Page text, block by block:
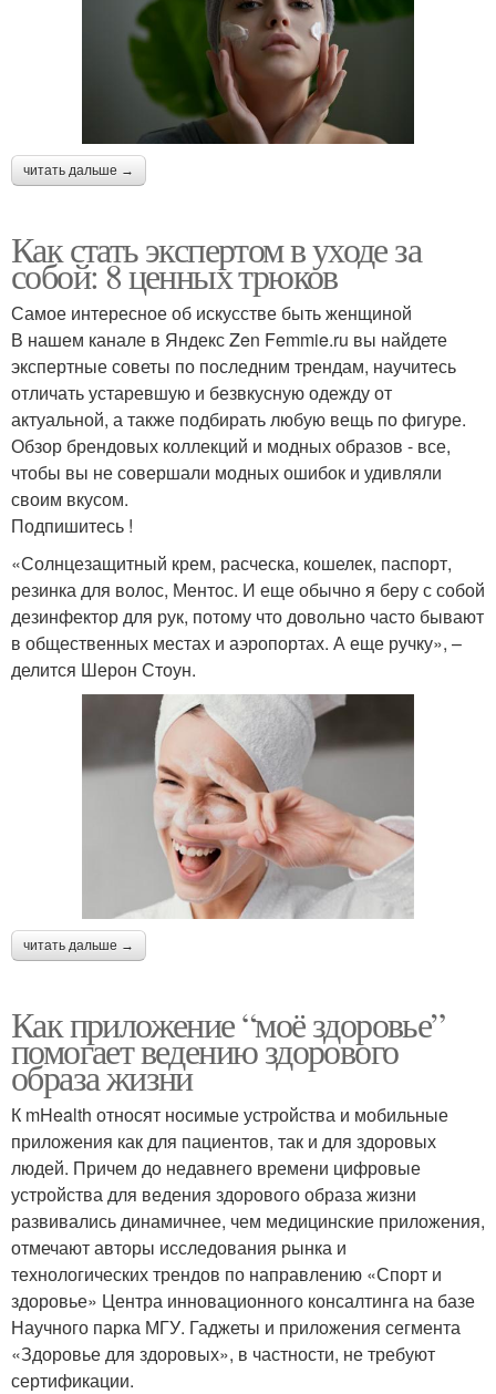
читать дальше →
Как стать экспертом в уходе за
собой: 8 ценных трюков
Самое интересное об искусстве быть женщиной
В нашем канале в Яндекс Zen Femmie.ru вы найдете
экспертные советы по последним трендам, научитесь
отличать устаревшую и безвкусную одежду от
актуальной, а также подбирать любую вещь по фигуре.
Обзор брендовых коллекций и модных образов - все,
чтобы вы не совершали модных ошибок и удивляли
своим вкусом.
Подпишитесь !
«Солнцезащитный крем, расческа, кошелек, паспорт,
резинка для волос, Ментос. И еще обычно я беру с собой
дезинфектор для рук, потому что довольно часто бывают
в общественных местах и аэропортах. А еще ручку», –
делится Шерон Стоун.
читать дальше →
Как приложение “моё здоровье”
помогает ведению здорового
образа жизни
К mHealth относят носимые устройства и мобильные
приложения как для пациентов, так и для здоровых
людей. Причем до недавнего времени цифровые
устройства для ведения здорового образа жизни
развивались динамичнее, чем медицинские приложения,
отмечают авторы исследования рынка и
технологических трендов по направлению «Спорт и
здоровье» Центра инновационного консалтинга на базе
Научного парка МГУ. Гаджеты и приложения сегмента
«Здоровье для здоровых», в частности, не требуют
сертификации.